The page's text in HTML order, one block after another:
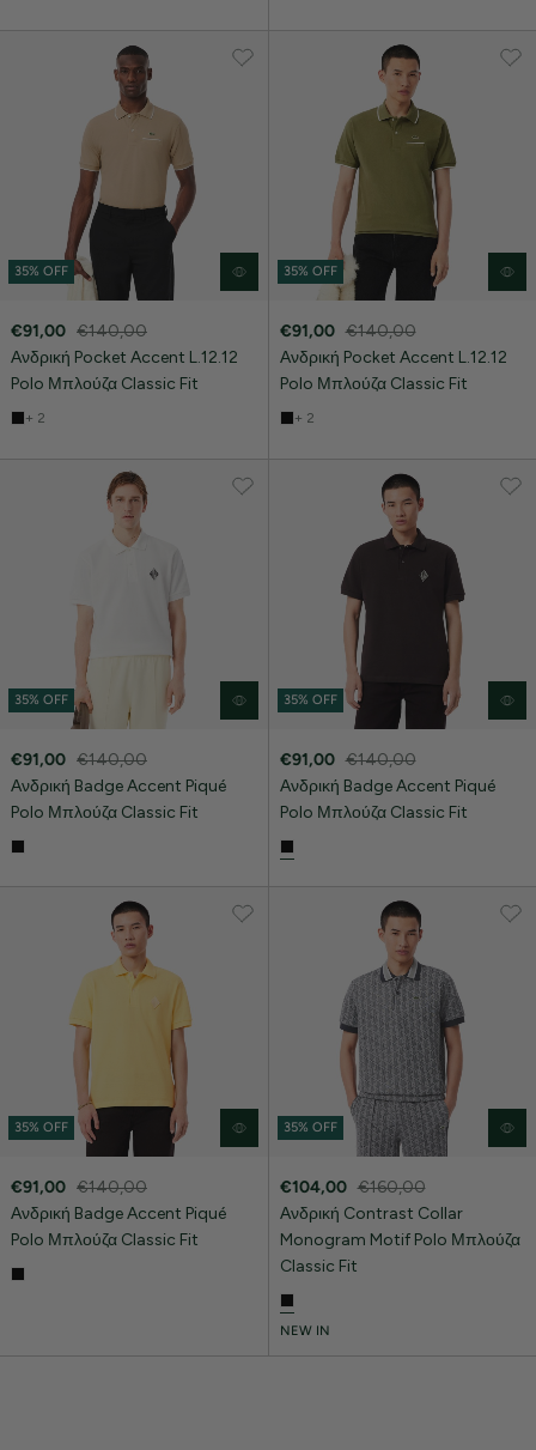
35% OFF
€91,00 €140,00
Ανδρική Pocket Accent L.12.12
Polo Μπλούζα Classic Fit
+ 2
35% OFF
€91,00 €140,00
Ανδρική Pocket Accent L.12.12
Polo Μπλούζα Classic Fit
+ 2
35% OFF
€91,00 €140,00
Ανδρική Badge Accent Piqué
Polo Μπλούζα Classic Fit
35% OFF
€91,00 €140,00
Ανδρική Badge Accent Piqué
Polo Μπλούζα Classic Fit
35% OFF
€91,00 €140,00
Ανδρική Badge Accent Piqué
Polo Μπλούζα Classic Fit
35% OFF
€104,00 €160,00
Ανδρική Contrast Collar
Monogram Motif Polo Μπλούζα
Classic Fit
NEW IN